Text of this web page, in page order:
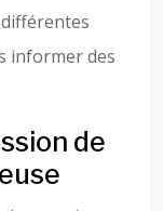
informer des
de